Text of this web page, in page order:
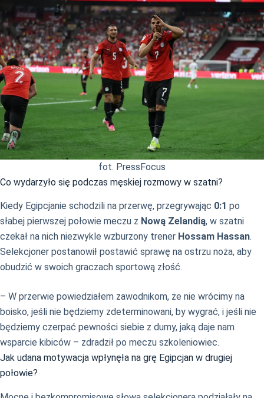
fot. PressFocus
Co wydarzyło się podczas męskiej rozmowy w szatni?
Kiedy Egipcjanie schodzili na przerwę, przegrywając 0:1 po
słabej pierwszej połowie meczu z Nową Zelandią, w szatni
czekał na nich niezwykle wzburzony trener Hossam Hassan.
Selekcjoner postanowił postawić sprawę na ostrzu noża, aby
obudzić w swoich graczach sportową złość.
– W przerwie powiedziałem zawodnikom, że nie wrócimy na
boisko, jeśli nie będziemy zdeterminowani, by wygrać, i jeśli nie
będziemy czerpać pewności siebie z dumy, jaką daje nam
wsparcie kibiców – zdradził po meczu szkoleniowiec.
Jak udana motywacja wpłynęła na grę Egipcjan w drugiej
połowie?